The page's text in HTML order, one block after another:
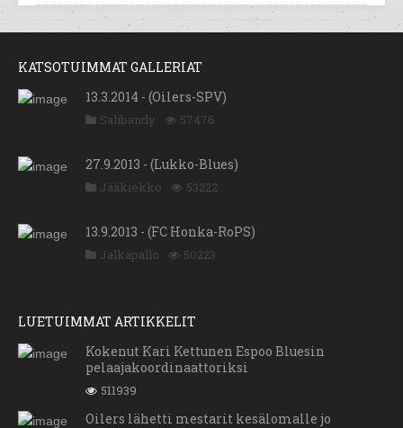
KATSOTUIMMAT GALLERIAT
13.3.2014 - (Oilers-SPV)
Salibandy 57476
27.9.2013 - (Lukko-Blues)
Jääkiekko 53222
13.9.2013 - (FC Honka-RoPS)
Jalkapallo 50223
LUETUIMMAT ARTIKKELIT
Kokenut Kari Kettunen Espoo Bluesin
pelaajakoordinaattoriksi
511939
Oilers lähetti mestarit kesälomalle jo